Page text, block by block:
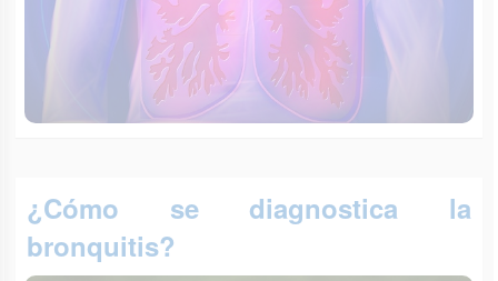
¿Cómo se diagnostica la
bronquitis?